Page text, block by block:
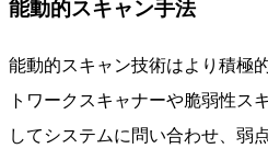
能動的スキャン手法
能動的スキャン技術はより積極
トワークスキャナーや脆弱性ス
してシステムに問い合わせ、弱